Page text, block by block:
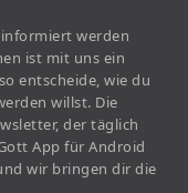
werden
ist mit uns ein
entscheide, wie du
willst. Die
der täglich
App für Android
wir bringen dir die